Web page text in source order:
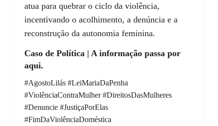
atua para quebrar o ciclo da violência,
incentivando o acolhimento, a denúncia e a
reconstrução da autonomia feminina.
Caso de Política | A informação passa por
aqui.
#AgostoLilás #LeiMariaDaPenha
#ViolênciaContraMulher #DireitosDasMulheres
#Denuncie #JustiçaPorElas
#FimDaViolênciaDoméstica